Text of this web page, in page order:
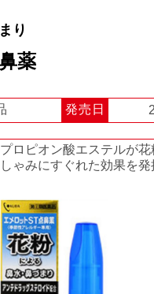
店頭観察レポート
店頭観察
3 ... 54
り
薬
発売日
ロピオン酸エステルが
ゃみにすぐれた効果を発